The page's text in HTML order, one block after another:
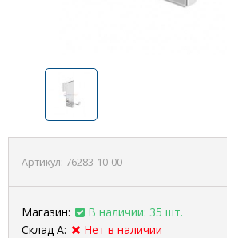
Артикул: 76283-10-00
Магазин:
В наличии: 35 шт.
Склад А:
Нет в наличии